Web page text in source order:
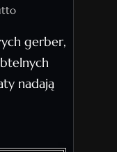
gerber,
nadają